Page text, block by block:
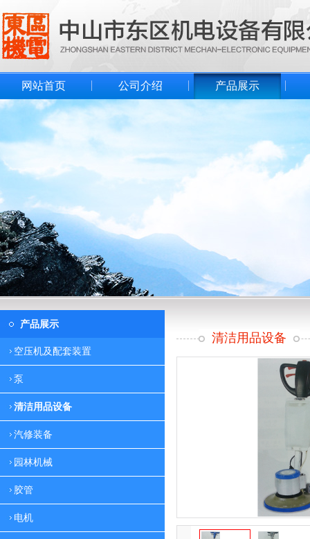
网站首页 公司介绍 产品展示
产品展示
空压机及配套装置
泵
清洁用品设备
汽修装备
园林机械
胶管
电机
清洁用品设备